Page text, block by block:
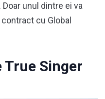
unul dintre ei va
cu Global
True Singer